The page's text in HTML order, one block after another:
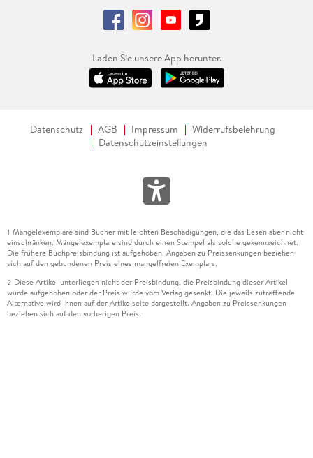
Laden Sie unsere App herunter.
Datenschutz AGB Impressum
Widerrufsbelehrung
Datenschutzeinstellungen
1 Mängelexemplare sind Bücher mit leichten Beschädigungen, die das Lesen aber nicht
einschränken. Mängelexemplare sind durch einen Stempel als solche gekennzeichnet.
Die frühere Buchpreisbindung ist aufgehoben. Angaben zu Preissenkungen beziehen
sich auf den gebundenen Preis eines mangelfreien Exemplars.
2 Diese Artikel unterliegen nicht der Preisbindung, die Preisbindung dieser Artikel
wurde aufgehoben oder der Preis wurde vom Verlag gesenkt. Die jeweils zutreffende
Alternative wird Ihnen auf der Artikelseite dargestellt. Angaben zu Preissenkungen
beziehen sich auf den vorherigen Preis.